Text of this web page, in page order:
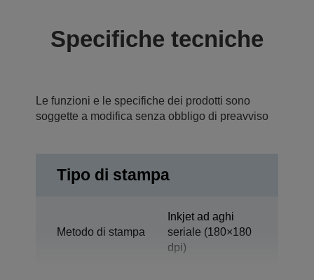
Specifiche tecniche
Le funzioni e le specifiche dei prodotti sono
soggette a modifica senza obbligo di preavviso
Tipo di stampa
Metodo di stampa
Inkjet ad aghi
seriale (180×180
dpi)